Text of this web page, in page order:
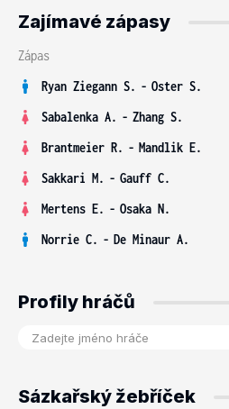
Zajímavé zápasy
Zápas
Ryan Ziegann S. - Oster S.
Sabalenka A. - Zhang S.
Brantmeier R. - Mandlik E.
Sakkari M. - Gauff C.
Mertens E. - Osaka N.
Norrie C. - De Minaur A.
Profily hráčů
Sázkařský žebříček